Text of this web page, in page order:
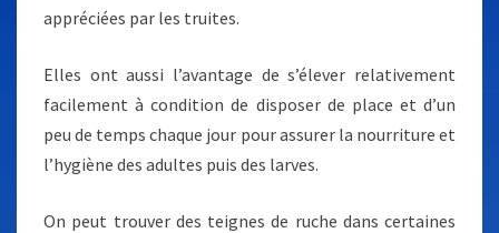
appréciées par les truites.
Elles ont aussi l’avantage de s’élever relativement
facilement à condition de disposer de place et d’un
peu de temps chaque jour pour assurer la nourriture et
l’hygiène des adultes puis des larves.
On peut trouver des teignes de ruche dans certaines